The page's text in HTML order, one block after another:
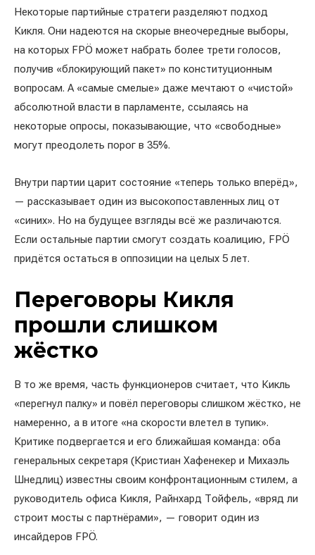
Некоторые партийные стратеги разделяют подход
Кикля. Они надеются на скорые внеочередные выборы,
на которых FPÖ может набрать более трети голосов,
получив «блокирующий пакет» по конституционным
вопросам. А «самые смелые» даже мечтают о «чистой»
абсолютной власти в парламенте, ссылаясь на
некоторые опросы, показывающие, что «свободные»
могут преодолеть порог в 35%.
Внутри партии царит состояние «теперь только вперёд»,
— рассказывает один из высокопоставленных лиц от
«синих». Но на будущее взгляды всё же различаются.
Если остальные партии смогут создать коалицию, FPÖ
придётся остаться в оппозиции на целых 5 лет.
Переговоры Кикля
прошли слишком
жёстко
В то же время, часть функционеров считает, что Кикль
«перегнул палку» и повёл переговоры слишком жёстко, не
намеренно, а в итоге «на скорости влетел в тупик».
Критике подвергается и его ближайшая команда: оба
генеральных секретаря (Кристиан Хафенекер и Михаэль
Шнедлиц) известны своим конфронтационным стилем, а
руководитель офиса Кикля, Райнхард Тойфель, «вряд ли
строит мосты с партнёрами», — говорит один из
инсайдеров FPÖ.